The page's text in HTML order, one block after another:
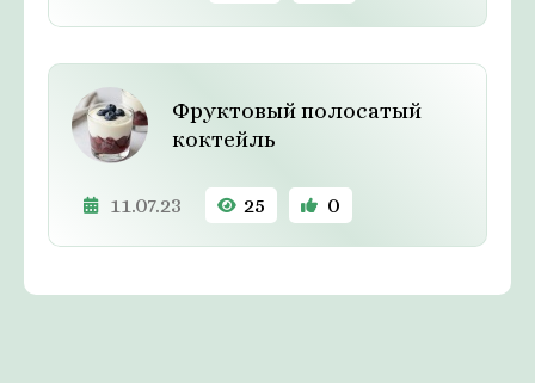
Фруктовый полосатый
коктейль
11.07.23 25 0